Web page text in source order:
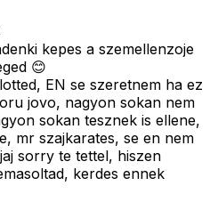
kepes a szemellenzoje
😊
EN se szeretnem ha ez
jovo, nagyon sokan nem
sokan tesznek is ellene,
mr szajkarates, se en nem
sorry te tettel, hiszen
kerdes ennek